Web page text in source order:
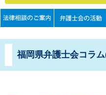
福岡県弁護士会コラ